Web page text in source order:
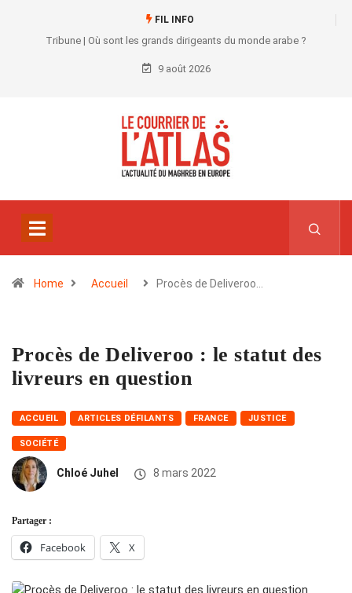
FIL INFO
Tribune | Où sont les grands dirigeants du monde arabe ?
9 août 2026
Home Accueil Procès de Deliveroo…
Procès de Deliveroo : le statut des
livreurs en question
ACCUEIL ARTICLES DÉFILANTS FRANCE JUSTICE
SOCIÉTÉ
Chloé Juhel 8 mars 2022
Partager :
Facebook X